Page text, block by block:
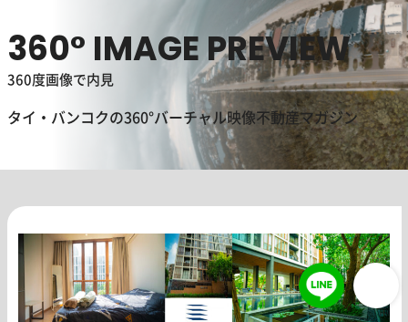
360° IMAGE PREVIEW
360度画像で内見
タイ・バンコクの360°バーチャル映像不動産マガジン